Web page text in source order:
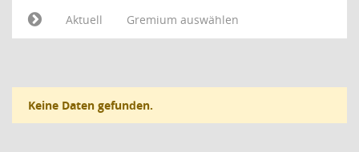
Aktuell
Gremium auswählen
Keine Daten gefunden.